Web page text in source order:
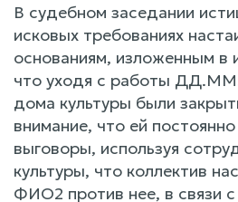
В судебном заседании
исковых требованиях
основаниям, изложенным в
что уходя с работы
дома культуры были
внимание, что ей
выговоры, используя
культуры, что коллектив
ФИО2 против нее, в связи